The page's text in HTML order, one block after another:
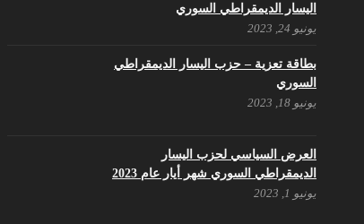
مؤتمر بروكسل السادس كفاكم كذباً
مايو 15, 2022
اليسار السوري الوطني وصحيفته الرافد هي الحصن الأخير
مايو 8, 2022
والمنطقة
أبريل 25, 2022
اليسار الديمقراطي السوري
يونيو 24, 2023
بطاقة تعزية – حزب اليسار الديمقراطي
السوري
يونيو 18, 2023
العرض السياسي لحزب اليسار
الديمقراطي السوري شهر أيار عام 2023
يونيو 1, 2023